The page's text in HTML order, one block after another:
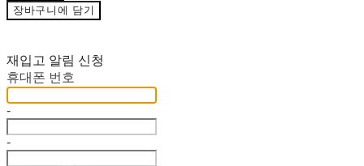
장바구니에 담기
재입고 알림 신청
휴대폰 번호
-
-